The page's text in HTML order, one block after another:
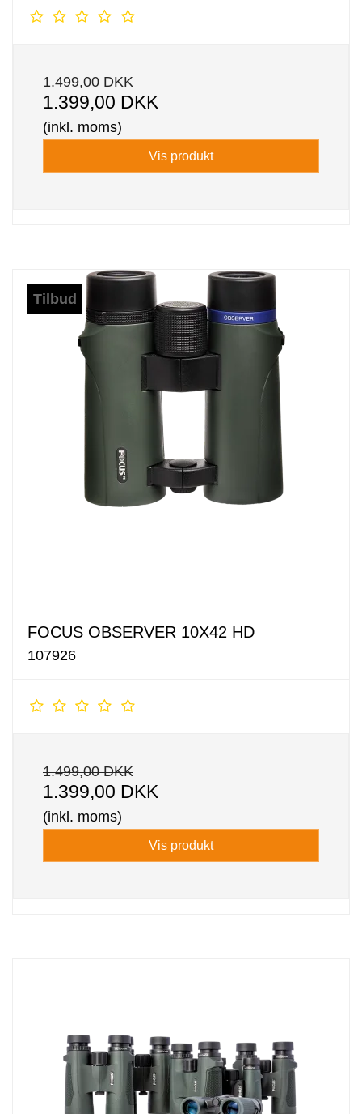
1.499,00 DKK
1.399,00 DKK
(inkl. moms)
Vis produkt
Tilbud
FOCUS OBSERVER 10X42 HD
107926
1.499,00 DKK
1.399,00 DKK
(inkl. moms)
Vis produkt